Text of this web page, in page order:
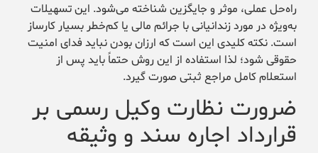
راه‌حل عملی، موثر و جایگزین شناخته می‌شود. این تسهیلات
به‌ویژه در مورد زندانیانی با جرائم مالی یا کم‌خطر بسیار کارساز
است. نکته کلیدی این است که ارزان بودن نباید فدای امنیت
حقوقی شود؛ لذا استفاده از این روش حتماً باید پس از
استعلام کامل مراجع ثبتی صورت گیرد.
ضرورت نظارت وکیل رسمی بر
قرارداد اجاره سند و وثیقه